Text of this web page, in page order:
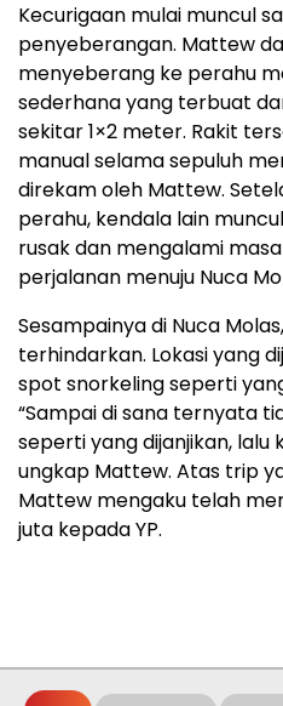
Kecurigaan mulai muncul
penyeberangan. Mattew
menyeberang ke perahu
sederhana yang terbuat
sekitar 1×2 meter. Rakit
manual selama sepuluh
direkam oleh Mattew.
perahu, kendala lain
rusak dan mengalami
perjalanan menuju Nuca
Sesampainya di Nuca
terhindarkan. Lokasi yang
spot snorkeling seperti
“Sampai di sana ternyata
seperti yang dijanjikan, lalu
ungkap Mattew. Atas trip
Mattew mengaku telah
juta kepada YP.